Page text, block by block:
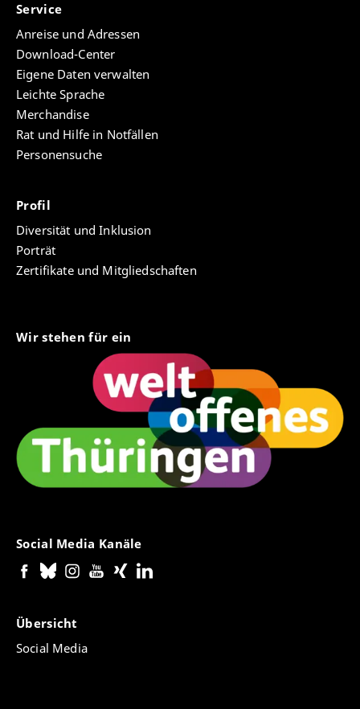
Service
Anreise und Adressen
Download-Center
Eigene Daten verwalten
Leichte Sprache
Merchandise
Rat und Hilfe in Notfällen
Personensuche
Profil
Diversität und Inklusion
Porträt
Zertifikate und Mitgliedschaften
Wir stehen für ein
Social Media Kanäle
Übersicht
Social Media